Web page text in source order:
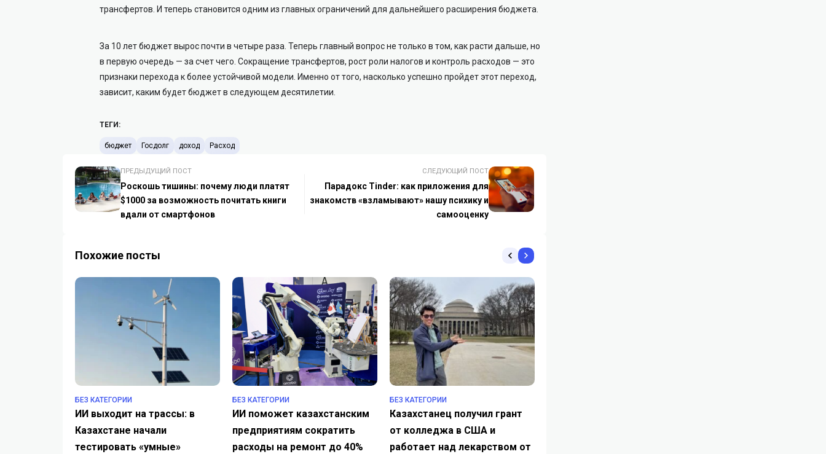
трансфертов. И теперь становится одним из главных ограничений для дальнейшего расширения бюджета.
За 10 лет бюджет вырос почти в четыре раза. Теперь главный вопрос не только в том, как расти дальше, но
в первую очередь — за счет чего. Сокращение трансфертов, рост роли налогов и контроль расходов — это
признаки перехода к более устойчивой модели. Именно от того, насколько успешно пройдет этот переход,
зависит, каким будет бюджет в следующем десятилетии.
ТЕГИ:
бюджет Госдолг доход Расход
ПРЕДЫДУЩИЙ ПОСТ
Роскошь тишины: почему люди платят
$1000 за возможность почитать книги
вдали от смартфонов
СЛЕДУЮЩИЙ ПОСТ
Парадокс Tinder: как приложения для
знакомств «взламывают» нашу психику и
самооценку
Похожие посты
БЕЗ КАТЕГОРИИ
ИИ выходит на трассы: в
Казахстане начали
тестировать «умные»
БЕЗ КАТЕГОРИИ
ИИ поможет казахстанским
предприятиям сократить
расходы на ремонт до 40%
БЕЗ КАТЕГОРИИ
Казахстанец получил грант
от колледжа в США и
работает над лекарством от